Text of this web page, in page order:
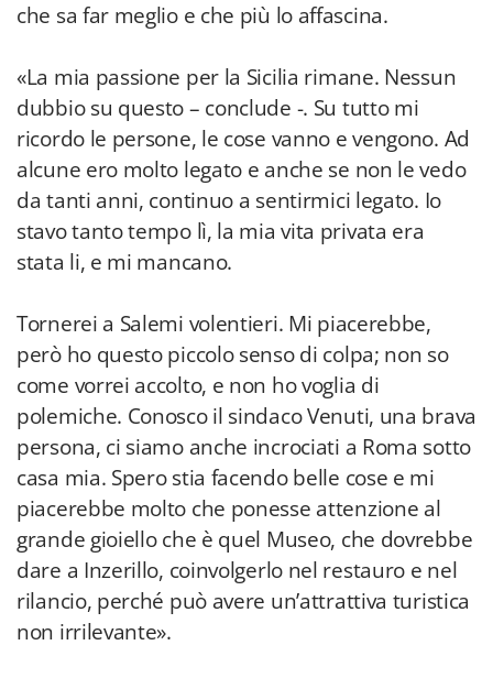
che sa far meglio e che più lo affascina.
«La mia passione per la Sicilia rimane. Nessun
dubbio su questo – conclude -. Su tutto mi
ricordo le persone, le cose vanno e vengono. Ad
alcune ero molto legato e anche se non le vedo
da tanti anni, continuo a sentirmici legato. Io
stavo tanto tempo lì, la mia vita privata era
stata li, e mi mancano.
Tornerei a Salemi volentieri. Mi piacerebbe,
però ho questo piccolo senso di colpa; non so
come vorrei accolto, e non ho voglia di
polemiche. Conosco il sindaco Venuti, una brava
persona, ci siamo anche incrociati a Roma sotto
casa mia. Spero stia facendo belle cose e mi
piacerebbe molto che ponesse attenzione al
grande gioiello che è quel Museo, che dovrebbe
dare a Inzerillo, coinvolgerlo nel restauro e nel
rilancio, perché può avere un’attrattiva turistica
non irrilevante».